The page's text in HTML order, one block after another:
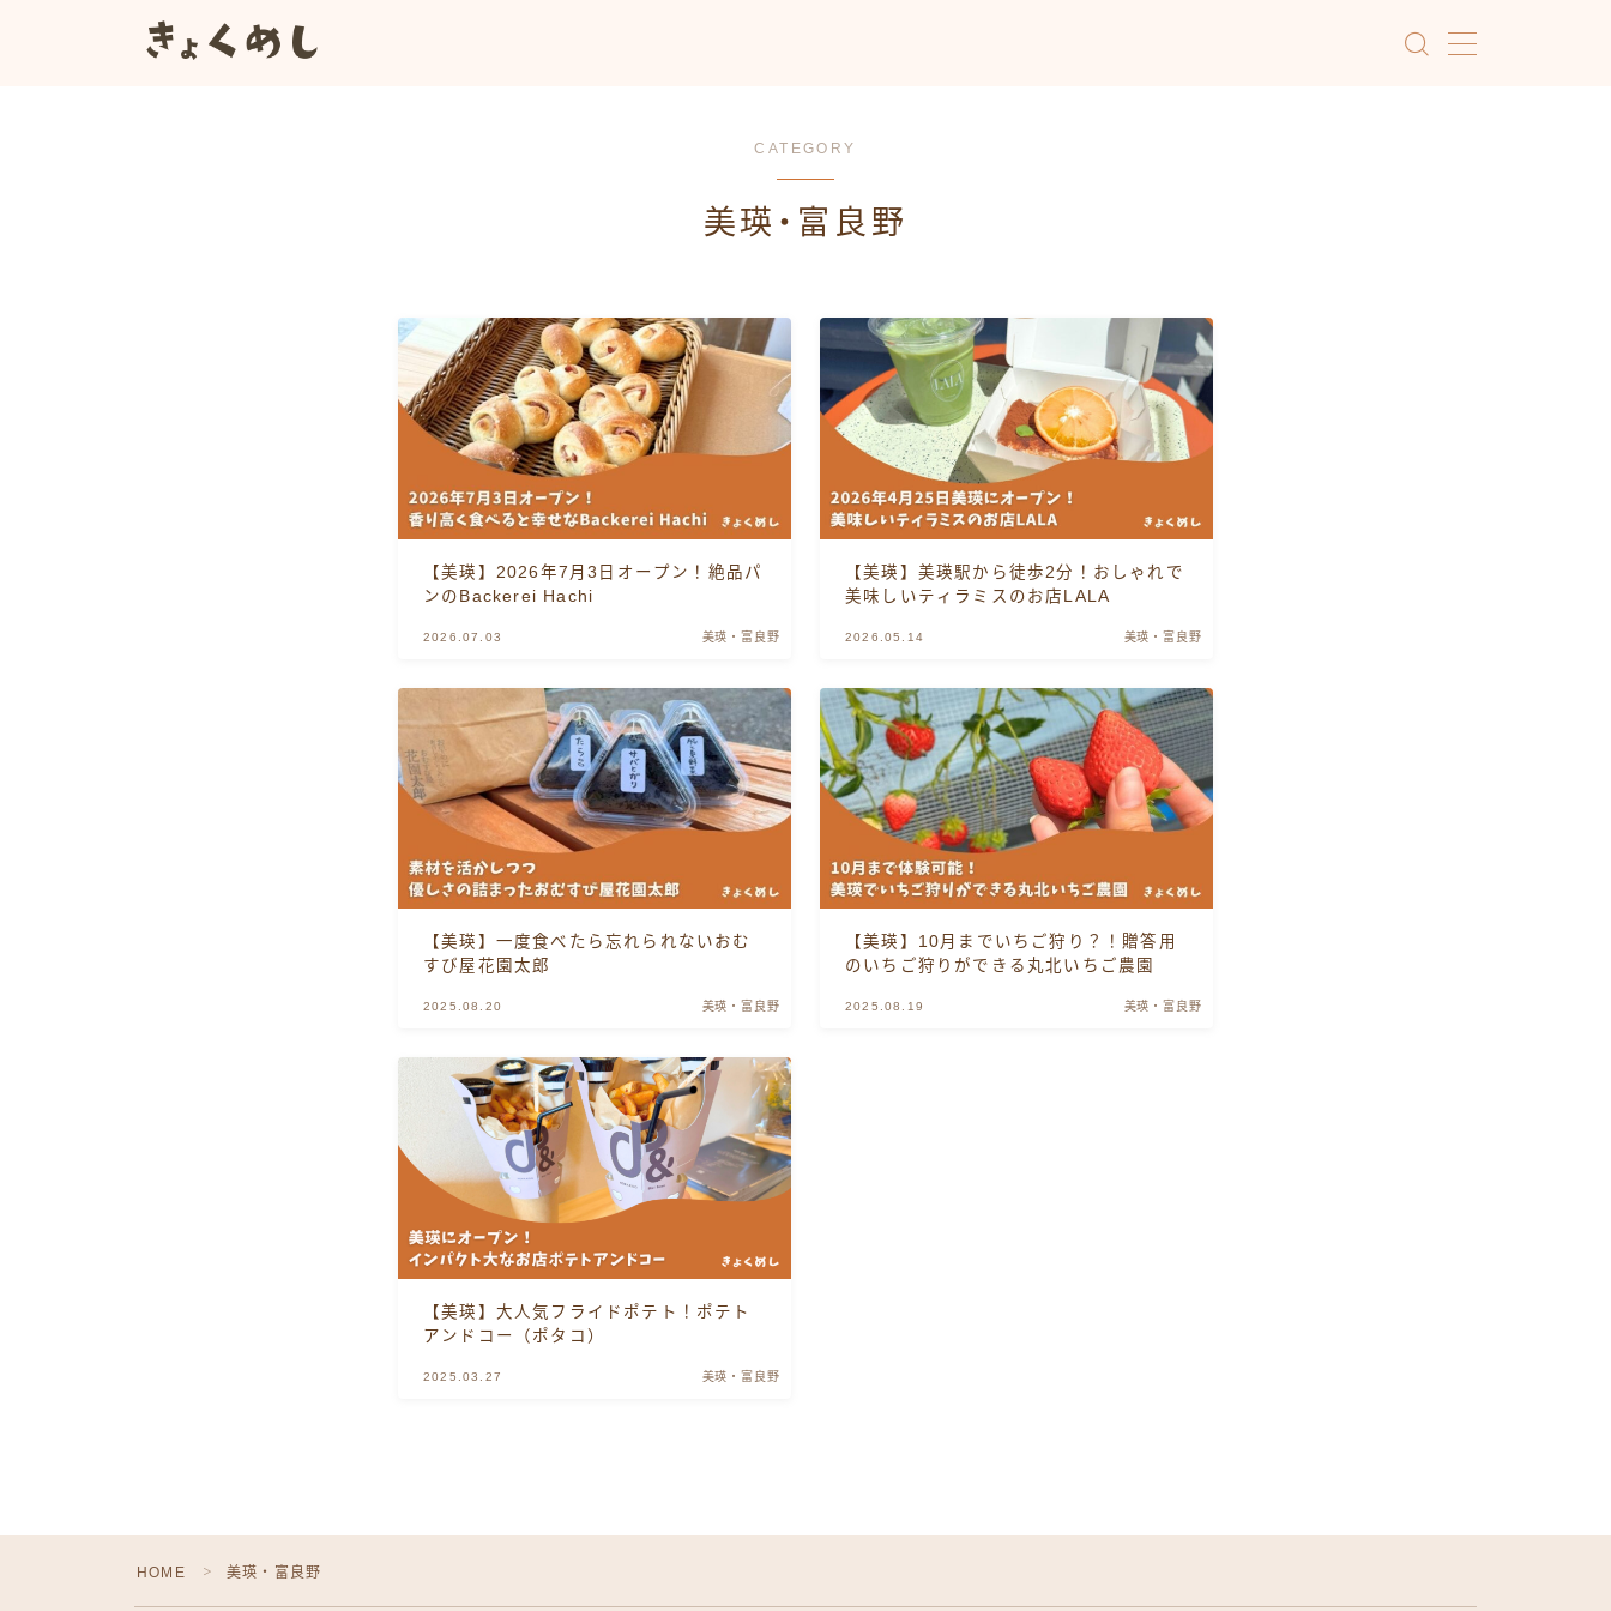
中心部エリア
キッチンカー
上川
春光・春光台
末広
東光・豊岡
東旭川
神楽・神居・神楽岡
緑町・錦町
美瑛・富良野
CATEGORY
美瑛・富良野
【美瑛】2026年7月3日オープン！絶品パ
ンのBackerei Hachi
2026.07.03 美瑛・富良野
【美瑛】美瑛駅から徒歩2分！おしゃれで
美味しいティラミスのお店LALA
2026.05.14 美瑛・富良野
【美瑛】一度食べたら忘れられないおむ
すび屋花園太郎
2025.08.20 美瑛・富良野
【美瑛】10月までいちご狩り？！贈答用
のいちご狩りができる丸北いちご農園
2025.08.19 美瑛・富良野
【美瑛】大人気フライドポテト！ポテト
アンドコー（ポタコ）
2025.03.27 美瑛・富良野
HOME ＞ 美瑛・富良野